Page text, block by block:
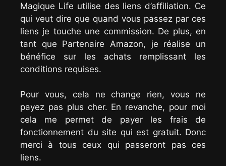
Magique Life utilise des liens d’affiliation. Ce
qui veut dire que quand vous passez par ces
liens je touche une commission. De plus, en
tant que Partenaire Amazon, je réalise un
bénéfice sur les achats remplissant les
conditions requises.
Pour vous, cela ne change rien, vous ne
payez pas plus cher. En revanche, pour moi
cela me permet de payer les frais de
fonctionnement du site qui est gratuit. Donc
merci à tous ceux qui passeront pas ces
liens.